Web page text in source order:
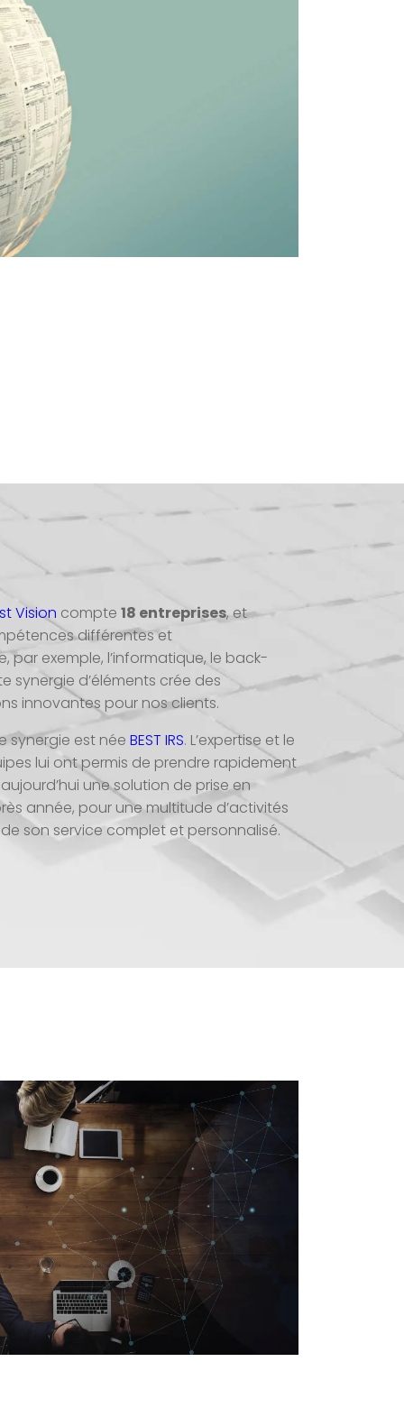
Vision compte 18 entreprises, et
différentes et
par exemple, l’informatique, le back-
synergie d’éléments crée des
innovantes pour nos clients.
synergie est née BEST IRS. L’expertise et le
lui ont permis de prendre rapidement
une solution de prise en
année, pour une multitude d’activités
son service complet et personnalisé.